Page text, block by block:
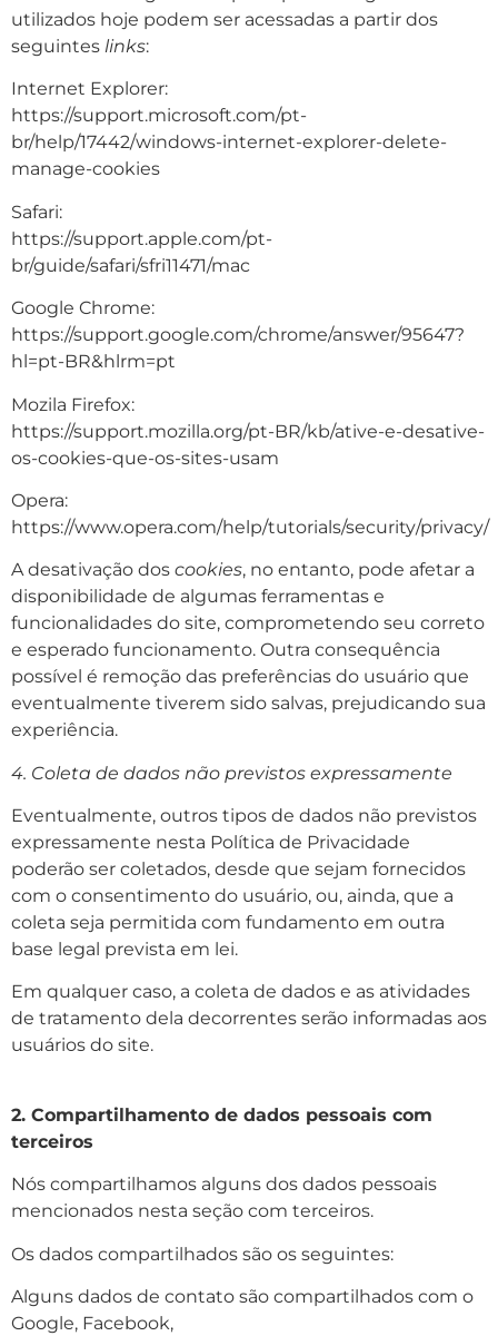
utilizados hoje podem ser acessadas a partir dos
seguintes links:
Internet Explorer:
https://support.microsoft.com/pt-
br/help/17442/windows-internet-explorer-delete-
manage-cookies
Safari:
https://support.apple.com/pt-
br/guide/safari/sfri11471/mac
Google Chrome:
https://support.google.com/chrome/answer/95647?
hl=pt-BR&hlrm=pt
Mozila Firefox:
https://support.mozilla.org/pt-BR/kb/ative-e-desative-
os-cookies-que-os-sites-usam
Opera:
https://www.opera.com/help/tutorials/security/privacy/
A desativação dos cookies, no entanto, pode afetar a
disponibilidade de algumas ferramentas e
funcionalidades do site, comprometendo seu correto
e esperado funcionamento. Outra consequência
possível é remoção das preferências do usuário que
eventualmente tiverem sido salvas, prejudicando sua
experiência.
4. Coleta de dados não previstos expressamente
Eventualmente, outros tipos de dados não previstos
expressamente nesta Política de Privacidade
poderão ser coletados, desde que sejam fornecidos
com o consentimento do usuário, ou, ainda, que a
coleta seja permitida com fundamento em outra
base legal prevista em lei.
Em qualquer caso, a coleta de dados e as atividades
de tratamento dela decorrentes serão informadas aos
usuários do site.
2. Compartilhamento de dados pessoais com
terceiros
Nós compartilhamos alguns dos dados pessoais
mencionados nesta seção com terceiros.
Os dados compartilhados são os seguintes:
Alguns dados de contato são compartilhados com o
Google, Facebook,